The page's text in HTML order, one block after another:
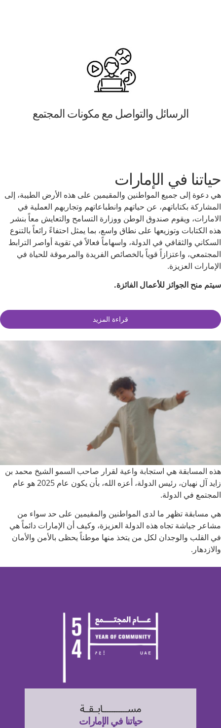
الرسائل والتواصل مع مكونات المجتمع
حياتنا في الإمارات
هي دعوة إلى جميع المواطنين والمقيمين على هذه الأرض الطيبة، إلى
المشاركة بكتاباتهم، عن حياتهم وانطباعاتهم وتجاربهم العملية في
الامارات، ويقوم صندوق الوطن ووزارة التسامح والتعايش معاً بنشر
هذه الكتابات وتوزيعها على نطاق واسع، بما يمثل احتفاءً رائعاً بالتنوع
السكاني والثقافي في الدولة، واسهاماً فعالاً في تقوية أواصر الترابط
المجتمعي، واعتزازاً قوياً بالخصائص الفريدة والمرموقة للحياة في
الإمارات العزيزة.
سيتم منح الجوائز للأعمال الفائزة.
قراءة المزيد
هذه المسابقة هي استجابة واعية لقرار صاحب السمو الشيخ محمد بن
زايد آل نهيان، رئيس الدولة، أعزه الله، بأن يكون عام 2025 هو عام
المجتمع في الدولة.
هي مسابقة تظهر ما لدى المواطنين والمقيمين على حد سواء من
مشاعر جياشة تجاه هذه الدولة العزيزة، وكيف أن الإمارات دائماً هي
في القلب والوجدان لكل من يتخذ منها موطناً يحظى بالأمن والأمان
والازدهار.
مســـــــــــابــقــة
حياتنا في الإمارات